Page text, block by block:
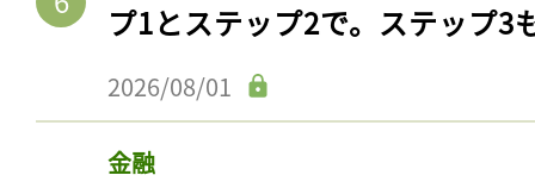
プ1とステップ2で。ステップ3
2026/08/01
金融